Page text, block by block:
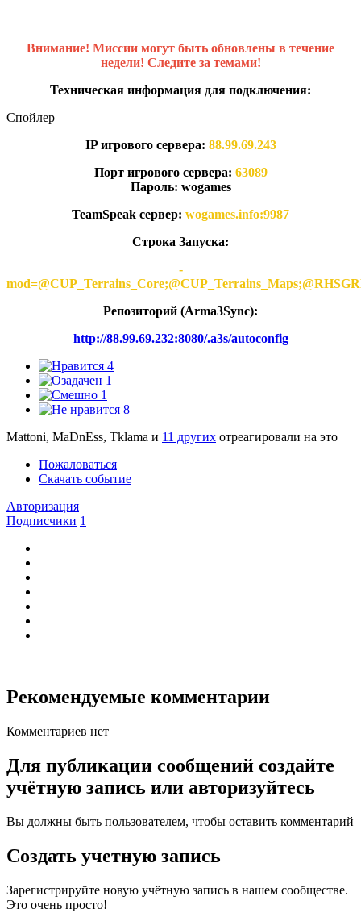
Внимание! Миссии могут быть обновлены в течение
недели! Следите за темами!
Техническая информация для подключения:
Спойлер
IP игрового сервера: 88.99.69.243
Порт игрового сервера: 63089
Пароль: wogames
TeamSpeak сервер: wogames.info:9987
Строка Запуска:
-
Репозиторий (Arma3Synс):
http://88.99.69.232:8080/.a3s/autoconfig
4
1
1
8
Mattoni, MaDnEss, Tklama и 11 других отреагировали на это
Пожаловаться
Скачать событие
Авторизация
Подписчики 1
Рекомендуемые комментарии
Комментариев нет
Для публикации сообщений создайте
учётную запись или авторизуйтесь
Вы должны быть пользователем, чтобы оставить комментарий
Создать учетную запись
Зарегистрируйте новую учётную запись в нашем сообществе.
Это очень просто!